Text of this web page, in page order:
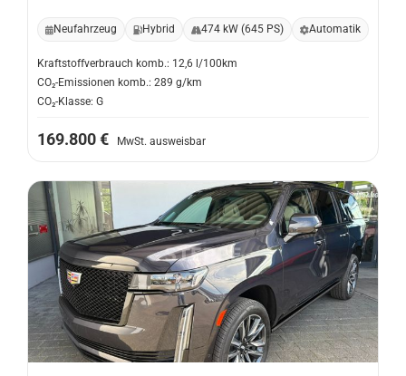
Neufahrzeug Hybrid 474 kW (645 PS) Automatik
Kraftstoffverbrauch komb.: 12,6 l/100km
CO₂-Emissionen komb.: 289 g/km
CO₂-Klasse: G
169.800 € MwSt. ausweisbar